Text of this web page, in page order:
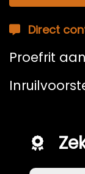
Direct
Proefrit